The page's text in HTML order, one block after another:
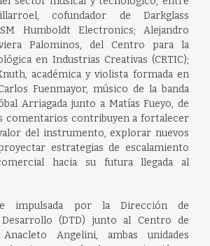
cofundador de Darkglass
Humboldt Electronics; Alejandro
Palominos, del Centro para la
en Industrias Creativas (CRTIC);
académica y violista formada en
Fuenmayor, músico de la banda
Arriagada junto a Matías Fueyo, de
comentarios contribuyen a fortalecer
del instrumento, explorar nuevos
estrategias de escalamiento
hacia su futura llegada al
impulsada por la Dirección de
(DTD) junto al Centro de
Angelini, ambas unidades